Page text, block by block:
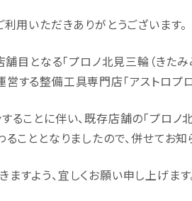
用いただきありがとうございます。
となる「プロノ北見三輪（きたみ
する整備工具専門店「アストロプ
ることに伴い、既存店舗の「プロ
こととなりましたので、併せてお知
すよう、宜しくお願い申し上げます